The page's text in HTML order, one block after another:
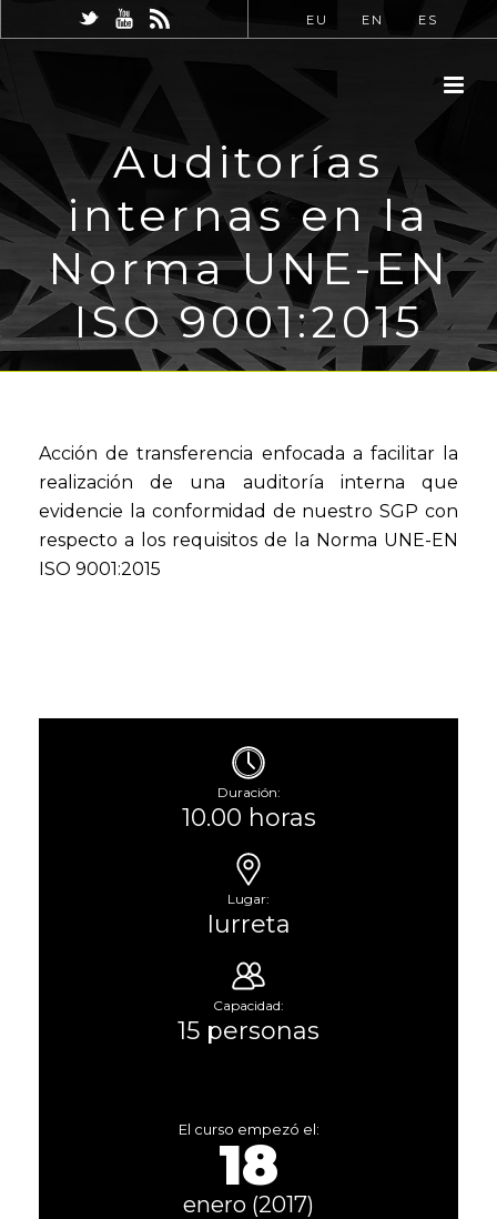
EU EN ES
Auditorías
internas en la
Norma UNE-EN
ISO 9001:2015
Acción de transferencia enfocada a facilitar la
realización de una auditoría interna que
evidencie la conformidad de nuestro SGP con
respecto a los requisitos de la Norma UNE-EN
ISO 9001:2015
Duración:
10.00 horas
Lugar:
Iurreta
Capacidad:
15 personas
El curso empezó el:
18
enero (2017)